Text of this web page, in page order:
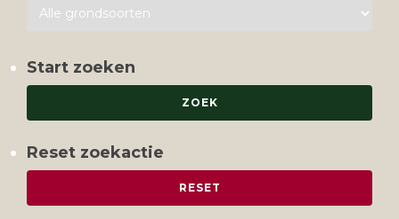
Start zoeken
Reset zoekactie